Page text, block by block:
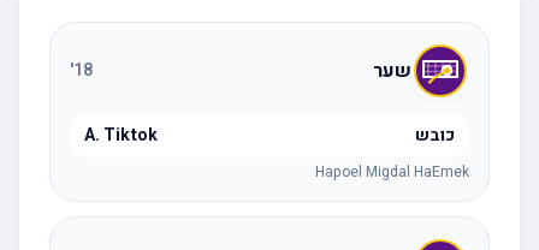
שער 18
'
כובש A. Tiktok
Hapoel Migdal HaEmek